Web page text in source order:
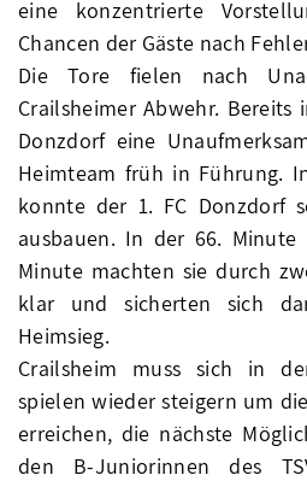
eine konzentrierte
Chancen der Gäste nach
Die Tore fielen nach
Crailsheimer Abwehr.
Donzdorf eine
Heimteam früh in Führung.
konnte der 1. FC Donzdorf
ausbauen. In der 66.
Minute machten sie durch
klar und sicherten sich
Heimsieg.
Crailsheim muss sich in
spielen wieder steigern um
erreichen, die nächste
den B-Juniorinnen des